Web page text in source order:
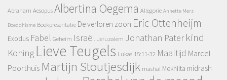
Abraham Aesopus Albertina Oegema Allegorie Annette Merz
Boeddhisme Boekpresentatie De verloren zoon Eric Ottenheijm
Exodus Fabel Geheim Israël Jeruzalem Jonathan Pater kind
Koning Lieve Teugels Lukas 15:11-32 Maaltijd Marcel
Poorthuis Martijn Stoutjesdijk mashal Mekhilta midrash